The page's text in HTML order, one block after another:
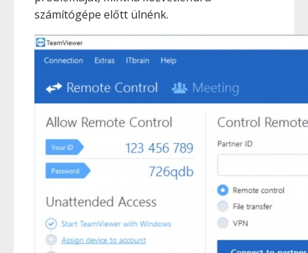
számítógépe előtt ülnénk.